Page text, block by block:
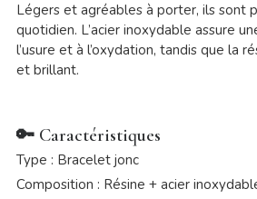
Légers et agréables à porter, ils sont
quotidien. L’acier inoxydable assure
l’usure et à l’oxydation, tandis que la
et brillant.
🔑 Caractéristiques
Type : Bracelet jonc
Composition : Résine + acier